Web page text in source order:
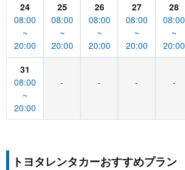
24
08:00
~
20:00
25
08:00
~
20:00
26
08:00
~
20:00
27
08:00
~
20:00
28
08:00
~
20:00
31
08:00
~
20:00
- - - -
トヨタレンタカーおすすめプラン